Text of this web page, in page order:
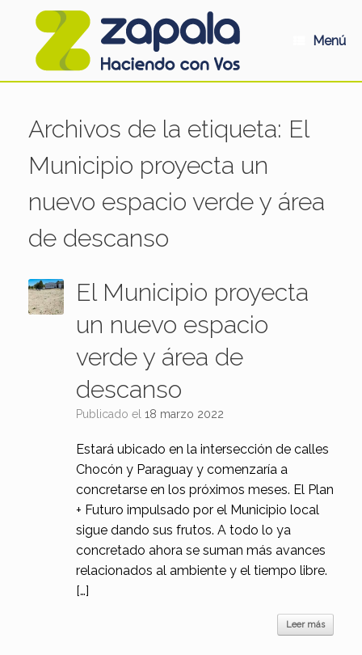
Menú
Archivos de la etiqueta: El
Municipio proyecta un
nuevo espacio verde y área
de descanso
El Municipio proyecta
un nuevo espacio
verde y área de
descanso
Publicado el 18 marzo 2022
Estará ubicado en la intersección de calles
Chocón y Paraguay y comenzaría a
concretarse en los próximos meses. El Plan
+ Futuro impulsado por el Municipio local
sigue dando sus frutos. A todo lo ya
concretado ahora se suman más avances
relacionados al ambiente y el tiempo libre.
[…]
Leer más